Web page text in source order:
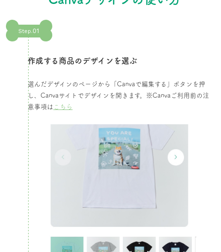
Step.01
作成する商品のデザインを選ぶ​
選んだデザインのページから「Canvaで編集する」ボタンを押
し、Canvaサイトでデザインを開きます。​※Canvaご利用前の注
意事項は こちら